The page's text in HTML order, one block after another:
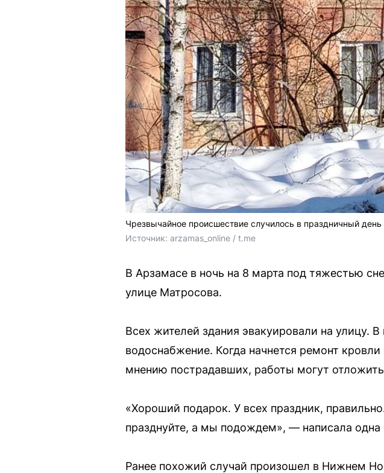
Чрезвычайное происшествие случилось в праздничный
Источник: аrzamas_online / t.me
В Арзамасе в ночь на 8 марта под тяжестью
улице Матросова.
Всех жителей здания эвакуировали на улицу.
водоснабжение. Когда начнется ремонт
мнению пострадавших, работы могут
«Хороший подарок. У всех праздник,
празднуйте, а мы подождем», — написала
Ранее похожий случай произошел в Нижнем